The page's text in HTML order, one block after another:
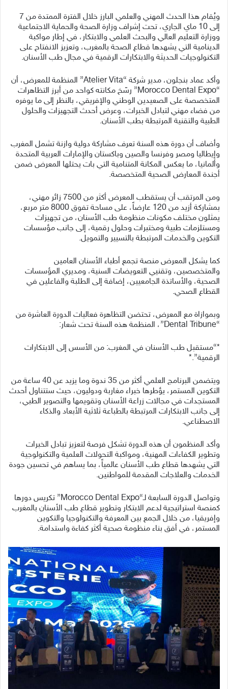
ويُقام هذا الحدث المهني والعلمي البارز خلال الفترة الممتدة من 7
إلى 10 ماي الجاري، تحت إشراف وزارة الصحة والحماية الاجتماعية
ووزارة التعليم العالي والبحث العلمي والابتكار، في إطار مواكبة
الدينامية التي يشهدها قطاع الصحة بالمغرب، وتعزيز الانفتاح على
التكنولوجيات الحديثة والابتكارات الرقمية في مجال طب الأسنان.
وأكد عماد بنجلون، مدير شركة “Atelier Vita” المنظمة للمعرض، أن
“Morocco Dental Expo” رسّخ مكانته كواحد من أبرز التظاهرات
المتخصصة على الصعيدين الوطني والإفريقي، بالنظر إلى ما يوفره
من فضاء مهني لتبادل الخبرات، وعرض أحدث التجهيزات والحلول
الطبية والتقنية المرتبطة بطب الأسنان.
وأضاف أن دورة هذه السنة تعرف مشاركة دولية وازنة تشمل المغرب
وإيطاليا ومصر وفرنسا والصين وباكستان والإمارات العربية المتحدة
وألمانيا، ما يعكس المكانة المتنامية التي بات يحتلها المعرض ضمن
أجندة المعارض الصحية المتخصصة.
ومن المرتقب أن يستقطب المعرض أكثر من 7500 زائر مهني،
بمشاركة أزيد من 120 عارضاً، على مساحة تفوق 8000 متر مربع،
يمثلون مختلف مكونات منظومة طب الأسنان، من تجهيزات
ومستلزمات طبية ومختبرات وحلول رقمية، إلى جانب مؤسسات
التكوين والخدمات المرتبطة بالتسيير والتمويل.
كما يشكل المعرض منصة تجمع أطباء الأسنان العامين
والمتخصصين، وتقنيي التعويضات السنية، ومديري المؤسسات
الصحية، والأساتذة الجامعيين، إضافة إلى الطلبة والفاعلين في
القطاع الصحي.
وبموازاة مع المعرض، تحتضن التظاهرة فعاليات الدورة العاشرة من
“Dental Tribune”، المنظمة هذه السنة تحت شعار:
*“مستقبل طب الأسنان في المغرب: من الأسس إلى الابتكارات
الرقمية”.*
ويتضمن البرنامج العلمي أكثر من 35 ندوة وما يزيد عن 40 ساعة من
التكوين المستمر، يؤطرها خبراء مغاربة ودوليون، حيث ستتناول أحدث
المستجدات في مجالات زراعة الأسنان وتقويمها والتصوير الطبي،
إلى جانب الابتكارات المرتبطة بالطباعة ثلاثية الأبعاد والذكاء
الاصطناعي.
وأكد المنظمون أن هذه الدورة تشكل فرصة لتعزيز تبادل الخبرات
وتطوير الكفاءات المهنية، ومواكبة التحولات العلمية والتكنولوجية
التي يشهدها قطاع طب الأسنان عالمياً، بما يساهم في تحسين جودة
الخدمات والعلاجات المقدمة للمواطنين.
وتواصل الدورة السابعة لـ“Morocco Dental Expo” تكريس دورها
كمنصة استراتيجية لدعم الابتكار وتطوير قطاع طب الأسنان بالمغرب
وإفريقيا، من خلال الجمع بين المعرفة والتكنولوجيا والتكوين
المستمر، في أفق بناء منظومة صحية أكثر كفاءة واستدامة.